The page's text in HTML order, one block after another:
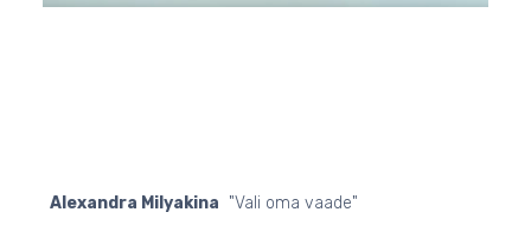
Alexandra Milyakina "Vali oma vaade"